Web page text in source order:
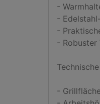
-
-
-
- Robuster
-